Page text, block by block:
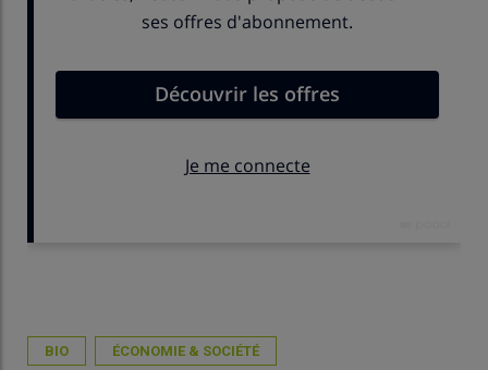
BIO ÉCONOMIE & SOCIÉTÉ